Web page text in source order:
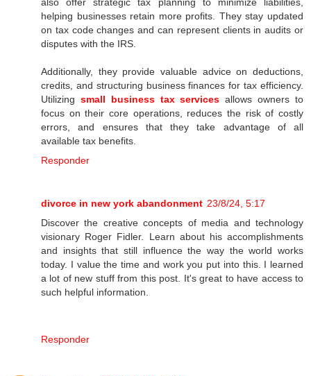
also offer strategic tax planning to minimize liabilities,
helping businesses retain more profits. They stay updated
on tax code changes and can represent clients in audits or
disputes with the IRS.
Additionally, they provide valuable advice on deductions,
credits, and structuring business finances for tax efficiency.
Utilizing small business tax services allows owners to
focus on their core operations, reduces the risk of costly
errors, and ensures that they take advantage of all
available tax benefits.
Responder
divorce in new york abandonment 23/8/24, 5:17
Discover the creative concepts of media and technology
visionary Roger Fidler. Learn about his accomplishments
and insights that still influence the way the world works
today. I value the time and work you put into this. I learned
a lot of new stuff from this post. It's great to have access to
such helpful information.
Responder